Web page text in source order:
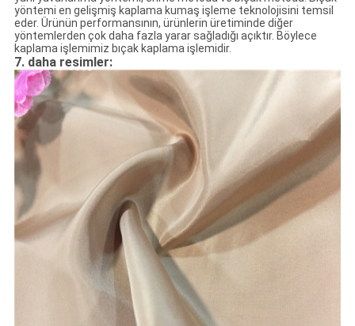
yöntemi en gelişmiş kaplama kumaş işleme teknolojisini temsil
eder. Ürünün performansının, ürünlerin üretiminde diğer
yöntemlerden çok daha fazla yarar sağladığı açıktır. Böylece
kaplama işlemimiz bıçak kaplama işlemidir.
7. daha resimler: